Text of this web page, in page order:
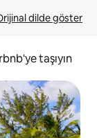
dilde göster
taşıyın